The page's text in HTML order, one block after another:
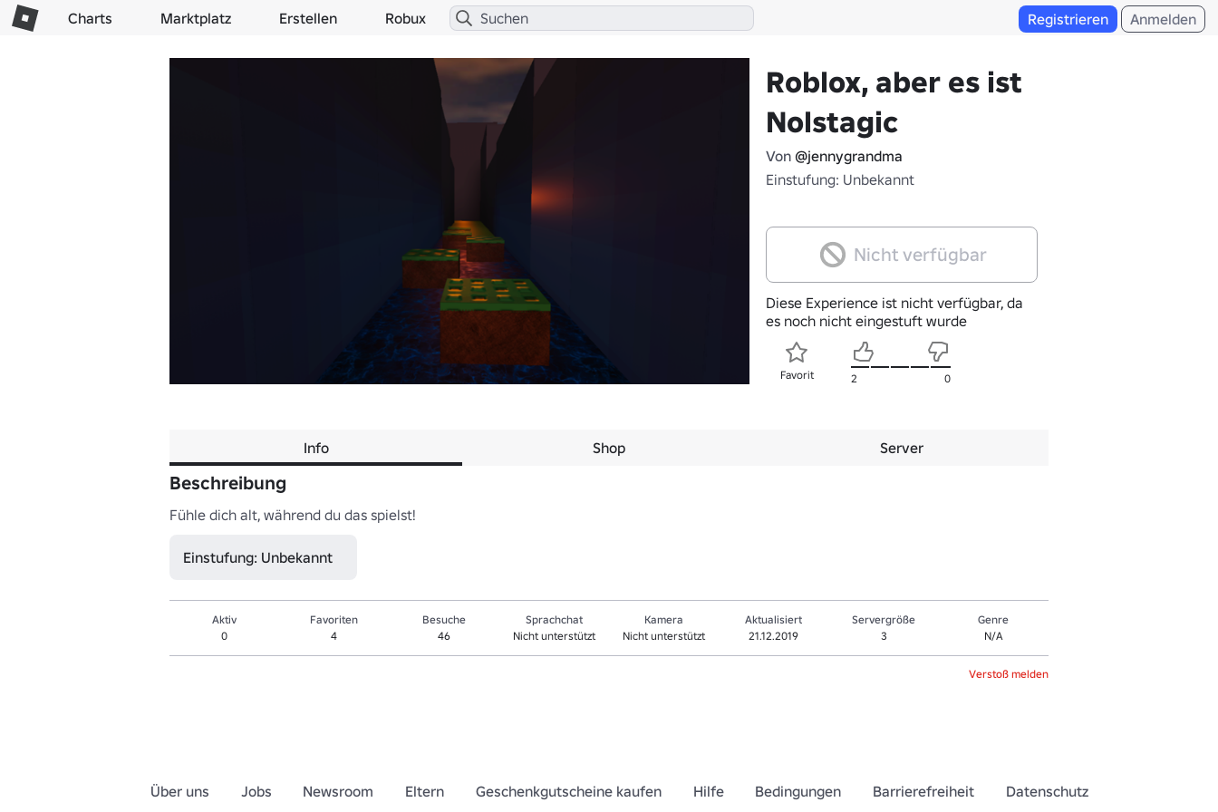
Charts Marktplatz Erstellen Robux Registrieren Anmelden
Roblox, aber es ist
Nolstagic
Von @jennygrandma
Einstufung: Unbekannt
Nicht verfügbar
Diese Experience ist nicht verfügbar, da
es noch nicht eingestuft wurde
Favorit 2 0
Info Shop Server
Beschreibung
Fühle dich alt, während du das spielst!
Einstufung: Unbekannt
Aktiv
0
Favoriten
4
Besuche
46
Sprachchat
Nicht unterstützt
Kamera
Nicht unterstützt
Aktualisiert
21.12.2019
Servergröße
3
Genre
N/A
Verstoß melden
Über uns Jobs Newsroom Eltern Geschenkgutscheine kaufen Hilfe Bedingungen Barrierefreiheit Datenschutz